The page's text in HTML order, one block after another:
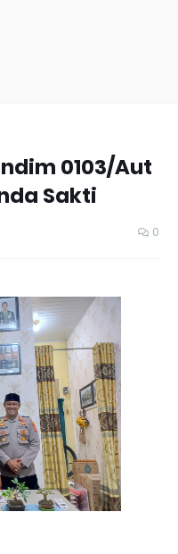
0103/Aut
Sakti
0